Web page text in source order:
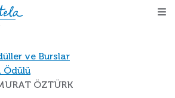
ve Burslar
Ödülü
ÖZTÜRK